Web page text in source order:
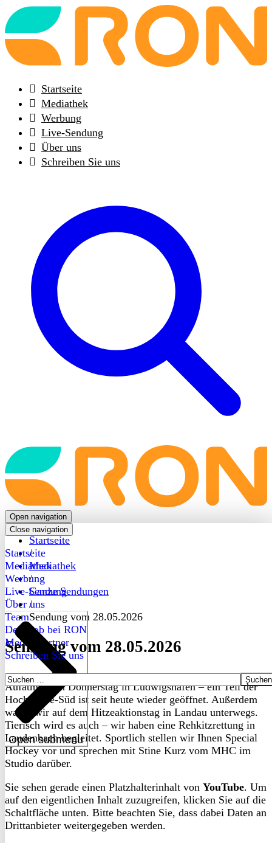
Back
to
frontpage
Startseite
Mediathek
Werbung
Live-Sendung
Über uns
Schreiben Sie uns
Back
to
frontpage
Open navigation
Close navigation
Startseite
Mediathek
Werbung
Live-Sendung
Über uns
Open submenu
Team
Dein Job bei RON
Medienpartner
Schreiben Sie uns
Suchen
nach:
Startseite
/
Mediathek
/
Ganze Sendungen
/
Sendung vom 28.05.2026
Sendung vom 28.05.2026
Aufatmen am Donnerstag in Ludwigshafen – ein Teil der
Hochstraße-Süd ist seit heute wieder geöffnet. Außerdem
waren wir auf dem Hitzeaktionstag in Landau unterwegs.
Tierisch wird es auch – wir haben eine Rehkitzrettung in
Laudenbach begleitet. Sportlich stellen wir Ihnen Special
Hockey vor und sprechen mit Stine Kurz vom MHC im
Studio darüber.
Sie sehen gerade einen Platzhalterinhalt von YouTube. Um
auf den eigentlichen Inhalt zuzugreifen, klicken Sie auf die
Schaltfläche unten. Bitte beachten Sie, dass dabei Daten an
Drittanbieter weitergegeben werden.